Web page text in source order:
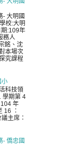
- 大明國
校:大明
:109年
務人
銘、沈
本場次
究課程
小
科技領
學期第 4
年
16 ：
主席：
- 僑忠國